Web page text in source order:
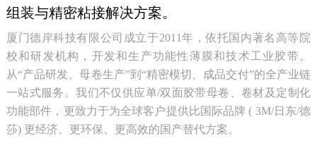
组装与精密粘接解决方案。
厦门德岸科技有限公司成立于2011年，依托国内著名高等院
校和研发机构，开发和生产功能性薄膜和技术工业胶带。
从“产品研发、母卷生产”到“精密模切、成品交付”的全产业链
一站式服务。我们不仅供应单/双面胶带母卷、卷材及定制化
功能部件，更致力于为全球客户提供比国际品牌 ( 3M/日东/德
莎) 更经济、更环保、更高效的国产替代方案。